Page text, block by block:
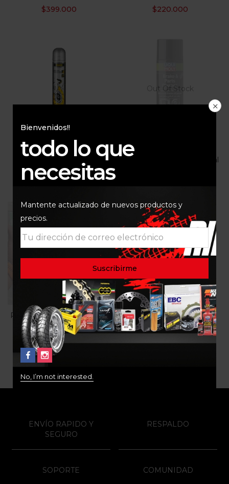
$399.000
$220.000
Limpiador de Frenos
$40.000
Out Of Stock
Limpiador de Piezas y
Frenos LIQUI MOLY 500ml
PALANCA CON UÑA PARA
DESMONTAR LLANTA
$20.000
Bienvenidos!!
todo lo que
necesitas
Mantente actualizado de nuevos productos y
precios.
No, I’m not interested.
ENVÍO RAPIDO Y
SEGURO
RESPALDO
SOPORTE COMUNIDAD